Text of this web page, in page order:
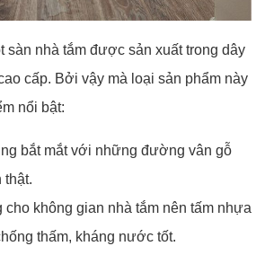
sàn nhà tắm được sản xuất trong dây
cấp. Bởi vậy mà loại sản phẩm này
nổi bật:
bắt mắt với những đường vân gỗ
thật.
không gian nhà tắm nên tấm nhựa
thấm, kháng nước tốt.